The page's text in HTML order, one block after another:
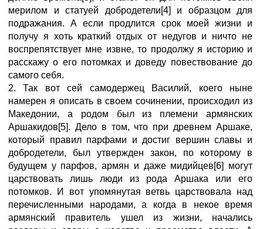
мерилом и статуей добродетели[4] и образцом для
подражания. А если продлится срок моей жизни и
получу я хоть краткий отдых от недугов и ничто не
воспрепятствует мне извне, то продолжу я историю и
расскажу о его потомках и доведу повествование до
самого себя.
2. Так вот сей самодержец Василий, коего ныне
намерен я описать в своем сочинении, происходил из
Македонии, а родом был из племени армянских
Аршакидов[5]. Дело в том, что при древнем Аршаке,
который правил парфами и достиг вершин славы и
добродетели, был утвержден закон, по которому в
будущем у парфов, армян и даже мидийцев[6] могут
царствовать лишь люди из рода Аршака или его
потомков. И вот упомянутая ветвь царствовала над
перечисленными народами, а когда в некое время
армянский правитель ушел из жизни, начались